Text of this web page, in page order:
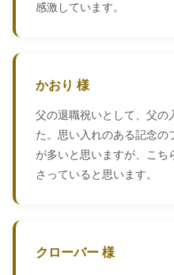
感激しています。
かおり 様
父の退職祝いとして、父の
た。思い入れのある記念の
が多いと思いますが、こち
さっていると思います。
クローバー 様